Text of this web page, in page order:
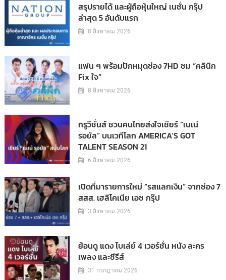
สรุปรายได้ และผู้ถือหุ้นใหญ่ เนชั่น กรุ๊ป
ล่าสุด 5 อันดับแรก
8 สิงหาคม 2026
แฟน ๆ พร้อมปักหมุดช่อง 7HD ชม “คลินิก
Fix ใจ”
8 สิงหาคม 2026
ทรูวิชั่นส์ ชวนคนไทยส่งใจเชียร์ “เนเน่
รอยัล” บนเวทีโลก AMERICA’S GOT
TALENT SEASON 21
6 สิงหาคม 2026
เปิดที่มารายการใหม่ “รสแลกเงิน” จากช่อง 7
สสส. เฮลิโคเนีย เอช กรุ๊ป
3 สิงหาคม 2026
ย้อนดู แดง ไบเล่ย์ 4 เวอร์ชั่น หนัง ละคร
เพลง และซีรีส์
31 กรกฎาคม 2026